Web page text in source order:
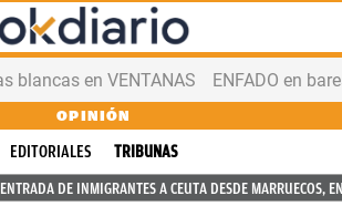
blancas en VENTANAS ENFADO en
OPINIÓN
EDITORIALES
TRIBUNAS
ENTRADA DE INMIGRANTES A CEUTA DESDE MARRUECOS,